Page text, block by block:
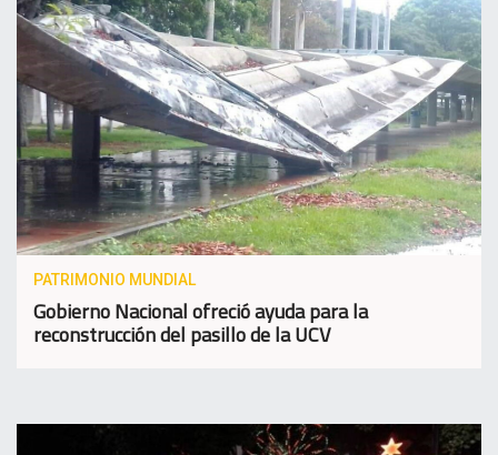
PATRIMONIO MUNDIAL
Gobierno Nacional ofreció ayuda para la
reconstrucción del pasillo de la UCV